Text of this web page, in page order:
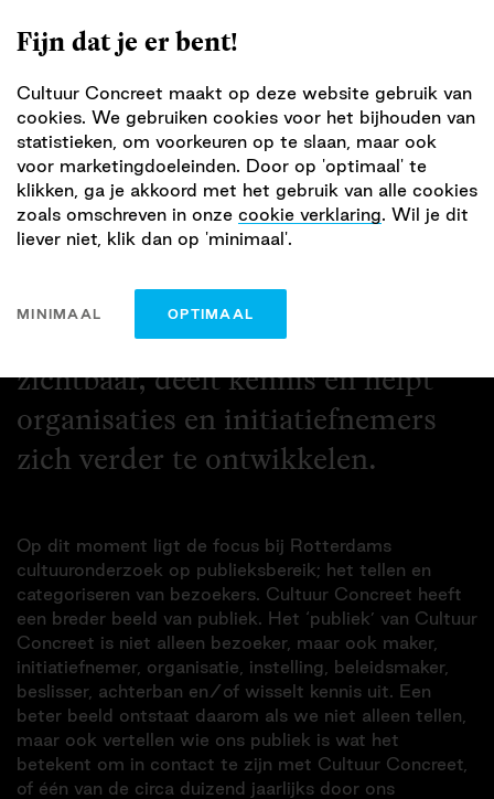
Kennis over de wijk
door
Sylvia van Aartsen
op 30 januari 2025
Cultuur Concreet maakt de
waarde van cultuur dichtbij
zichtbaar, deelt kennis en helpt
organisaties en initiatiefnemers
zich verder te ontwikkelen.
Op dit moment ligt de focus bij Rotterdams
cultuuronderzoek op publieksbereik; het tellen en
categoriseren van bezoekers. Cultuur Concreet heeft
een breder beeld van publiek. Het ‘publiek’ van Cultuur
Concreet is niet alleen bezoeker, maar ook maker,
initiatiefnemer, organisatie, instelling, beleidsmaker,
beslisser, achterban en/of wisselt kennis uit. Een
beter beeld ontstaat daarom als we niet alleen tellen,
maar ook vertellen wie ons publiek is wat het
betekent om in contact te zijn met Cultuur Concreet,
of één van de circa duizend jaarlijks door ons
Fijn dat je er bent!
Cultuur Concreet maakt op deze website gebruik van
cookies. We gebruiken cookies voor het bijhouden van
statistieken, om voorkeuren op te slaan, maar ook
voor marketingdoeleinden. Door op 'optimaal' te
klikken, ga je akkoord met het gebruik van alle cookies
zoals omschreven in onze cookie verklaring. Wil je dit
liever niet, klik dan op 'minimaal'.
MINIMAAL OPTIMAAL